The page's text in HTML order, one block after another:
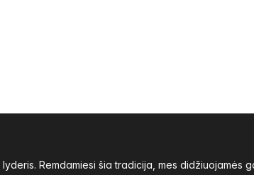
Remdamiesi šia tradicija, mes didžiuojamės